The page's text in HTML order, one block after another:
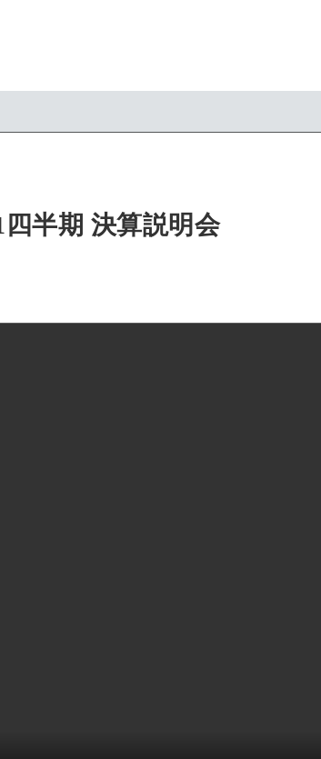
四半期 決算説明会